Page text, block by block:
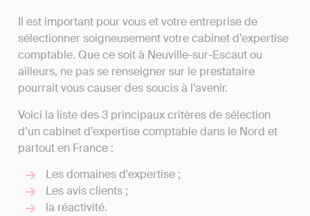
Il est important pour vous et votre entreprise de
sélectionner soigneusement votre cabinet d’expertise
comptable. Que ce soit à Neuville-sur-Escaut ou
ailleurs, ne pas se renseigner sur le prestataire
pourrait vous causer des soucis à l’avenir.
Voici la liste des 3 principaux critères de sélection
d’un cabinet d’expertise comptable dans le Nord et
partout en France :
Les domaines d'expertise ;
Les avis clients ;
la réactivité.